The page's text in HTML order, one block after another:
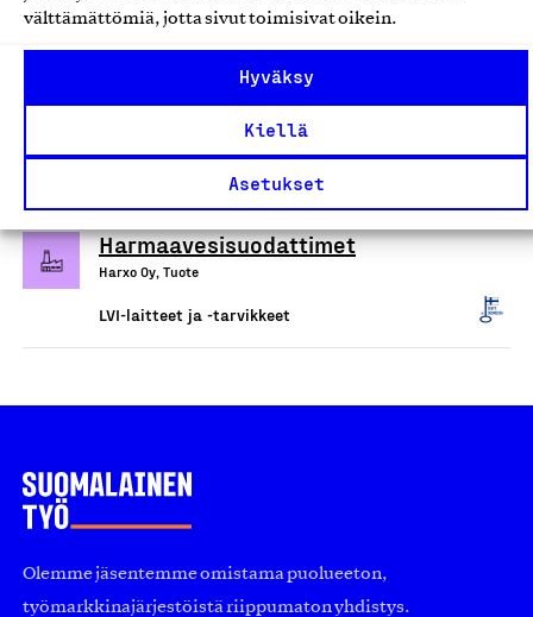
välttämättömiä, jotta sivut toimisivat oikein.
Hyväksy
Kiellä
Asetukset
EasyClean kylpyhuonevesilukot
LVI-laitteet ja -tarvikkeet
Biojussi
Harmaavesisuodattimet
Harxo Oy, Tuote
LVI-laitteet ja -tarvikkeet
Olemme jäsentemme omistama puolueeton,
työmarkkinajärjestöistä riippumaton yhdistys.